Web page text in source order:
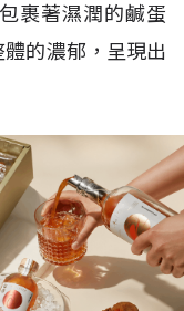
裹著濕潤的鹹蛋
的濃郁，呈現出